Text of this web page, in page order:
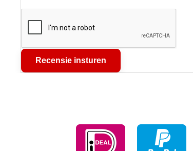
Recensie insturen